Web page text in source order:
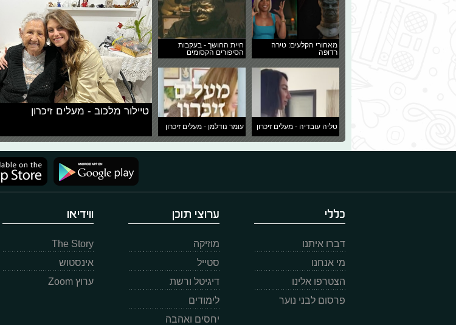
מאחורי הקלעים: טירה
רדופה
חיית החושך - בעקבות
הסיפורים הקסומים
טליה עובדיה - מעלים זיכרון עומר נודלמן - מעלים זיכרון
טיילור מלכוב - מעלים זיכרון
כללי
דברו איתנו
מי אנחנו
הצטרפו אלינו
פרסום לבני נוער
ערוצי תוכן
מוזיקה
סטייל
דיגיטל ורשת
לימודים
יחסים ואהבה
ווידיאו
The Story
אינסטוש
ערוץ Zoom